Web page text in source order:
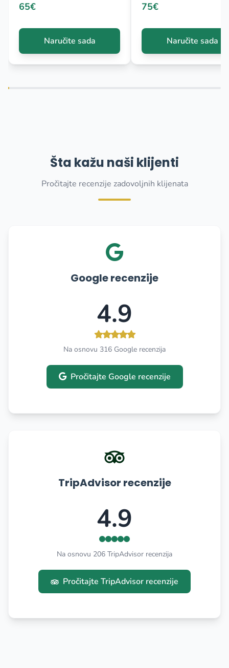
65€
Naručite sada
75€
Naručite sada
Šta kažu naši klijenti
Pročitajte recenzije zadovoljnih klijenata
Google recenzije
4.9
Na osnovu 316 Google recenzija
Pročitajte Google recenzije
TripAdvisor recenzije
4.9
Na osnovu 206 TripAdvisor recenzija
Pročitajte TripAdvisor recenzije